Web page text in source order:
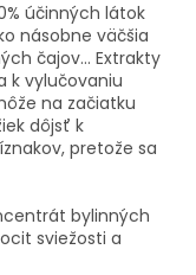
účinných látok
násobne väčšia
čajov… Extrakty
k vylučovaniu
na začiatku
dôjsť k
pretože sa
bylinných
sviežosti a